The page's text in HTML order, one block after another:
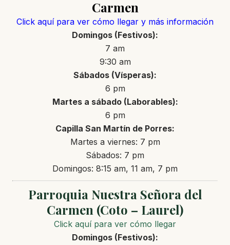
Carmen
Click aquí para ver cómo llegar y más información
Domingos (Festivos):
7 am
9:30 am
Sábados (Vísperas):
6 pm
Martes a sábado (Laborables):
6 pm
Capilla San Martín de Porres:
Martes a viernes: 7 pm
Sábados: 7 pm
Domingos: 8:15 am, 11 am, 7 pm
Parroquia Nuestra Señora del
Carmen (Coto – Laurel)
Click aquí para ver cómo llegar
Domingos (Festivos):